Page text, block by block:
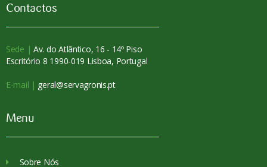
Contactos
Sede | Av. do Atlântico, 16 - 14º Piso
Escritório 8 1990-019 Lisboa, Portugal
E-mail | geral@servagronis.pt
Menu
Sobre Nós